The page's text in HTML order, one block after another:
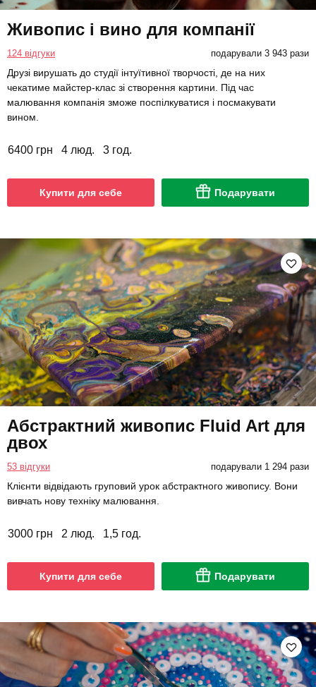
Живопис і вино для компанії
124 відгуки подарували 3 943 рази
Друзі вирушать до студії інтуїтивної творчості, де на них
чекатиме майстер-клас зі створення картини. Під час
малювання компанія зможе поспілкуватися і посмакувати
вином.
6400 грн 4 люд. 3 год.
Купити для себе Подарувати
Абстрактний живопис Fluid Art для
двох
53 відгуки подарували 1 294 рази
Клієнти відвідають груповий урок абстрактного живопису. Вони
вивчать нову техніку малювання.
3000 грн 2 люд. 1,5 год.
Купити для себе Подарувати